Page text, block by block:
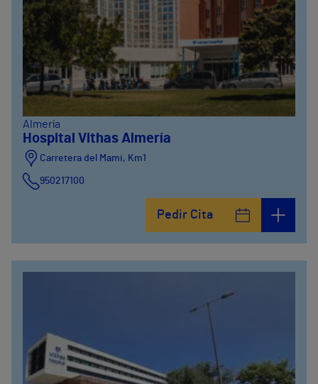
Almería
Hospital Vithas Almería
Carretera del Mami, Km1
950217100
Pedir Cita